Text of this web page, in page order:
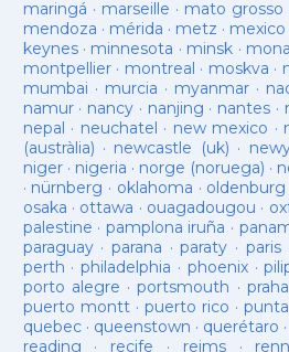
maringá · marseille · mato grosso
mendoza · mérida · metz · mexico
keynes· minnesota · minsk ·
montpellier· montreal · moskva ·
mumbai · murcia · myanmar·
namur· nancy · nanjing · nantes ·
nepal · neuchatel · new mexico ·
(austràlia) · newcastle (uk) ·
niger· nigeria · norge (noruega) ·
· nürnberg · oklahoma · oldenburg
osaka · ottawa · ouagadougou ·
palestine · pamplona iruña ·
paraguay· parana ·paraty · paris
perth ·philadelphia · phoenix·
porto alegre ·portsmouth ·praha
puerto montt· puerto rico ·
quebec· queenstown · querétaro ·
reading · recife · reims·